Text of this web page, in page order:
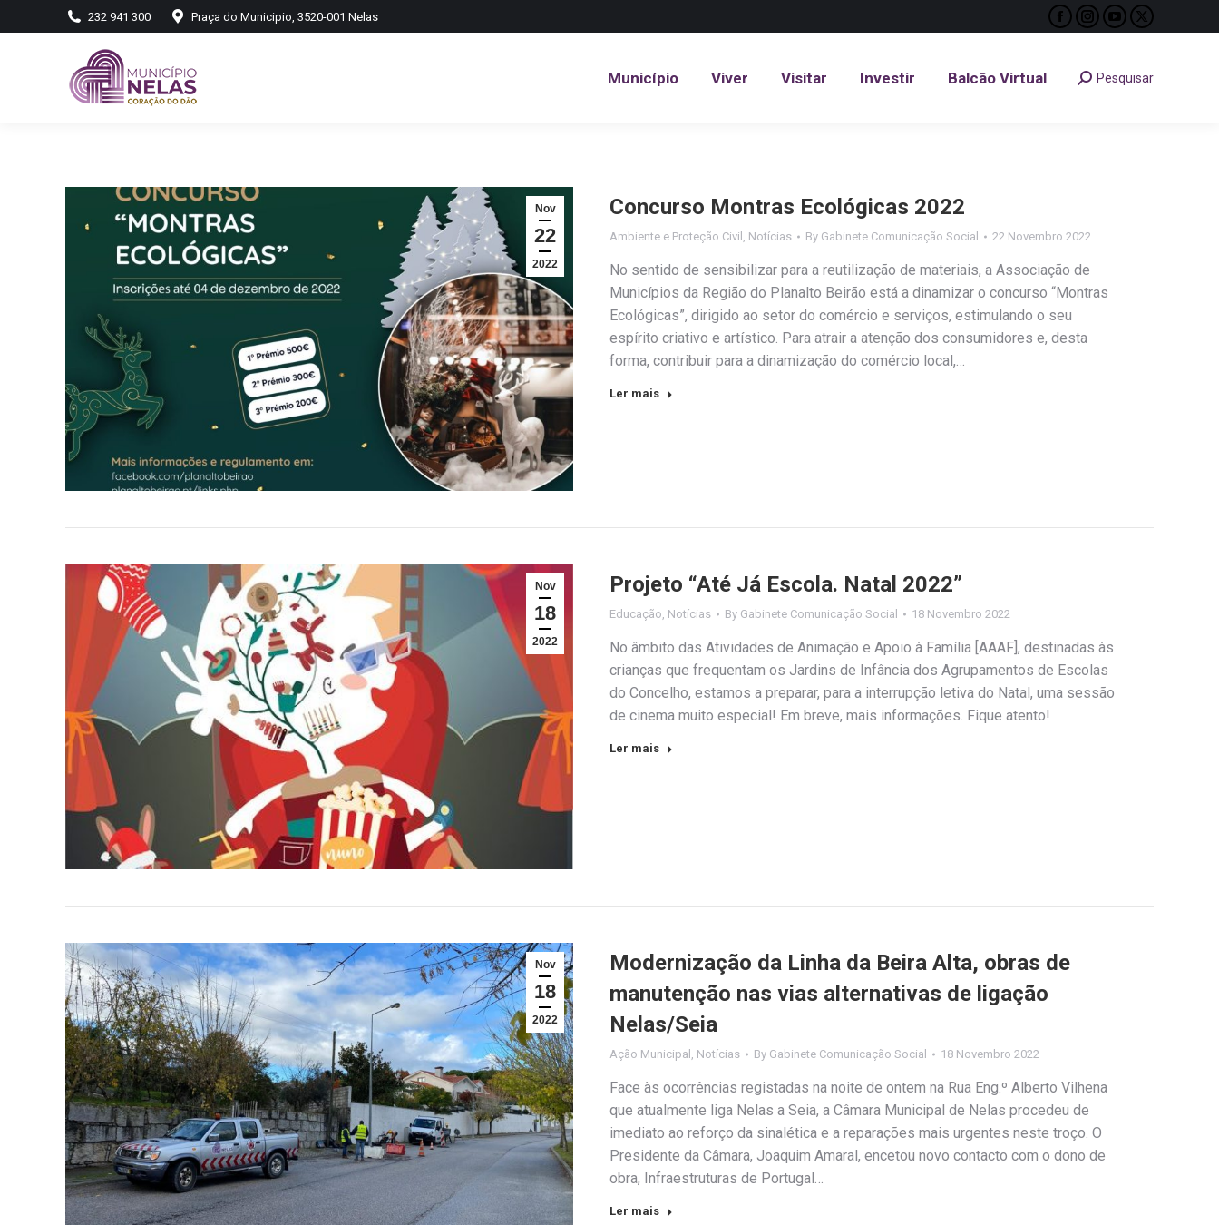
232 941 300 Praça do Municipio, 3520-001 Nelas
Facebook
opens
Instagram
opens
YouTube
opens
X
opens
Município Viver Visitar Investir Balcão Virtual Search:Pesquisar
Nov
22
2022
Concurso Montras Ecológicas 2022
Ambiente e Proteção Civil , Notícias By Gabinete Comunicação Social 22 Novembro 2022
No sentido de sensibilizar para a reutilização de materiais, a Associação de
Municípios da Região do Planalto Beirão está a dinamizar o concurso “Montras
Ecológicas”, dirigido ao setor do comércio e serviços, estimulando o seu
espírito criativo e artístico. Para atrair a atenção dos consumidores e, desta
forma, contribuir para a dinamização do comércio local,…
Ler mais
Nov
18
2022
Projeto “Até Já Escola. Natal 2022”
Educação, Notícias By Gabinete Comunicação Social 18 Novembro 2022
No âmbito das Atividades de Animação e Apoio à Família [AAAF], destinadas às
crianças que frequentam os Jardins de Infância dos Agrupamentos de Escolas
do Concelho, estamos a preparar, para a interrupção letiva do Natal, uma sessão
de cinema muito especial! Em breve, mais informações. Fique atento!
Ler mais
Nov
18
2022
Modernização da Linha da Beira Alta, obras de
manutenção nas vias alternativas de ligação
Nelas/Seia
Ação Municipal Notícias By Gabinete Comunicação Social 18 Novembro 2022
Face às ocorrências registadas na noite de ontem na Rua Eng.º Alberto Vilhena
que atualmente liga Nelas a Seia, a Câmara Municipal de Nelas procedeu de
imediato ao reforço da sinalética e a reparações mais urgentes neste troço. O
Presidente da Câmara, Joaquim Amaral, encetou novo contacto com o dono de
obra, Infraestruturas de Portugal…
Ler mais
Município Viver Visitar Investir Balcão Virtual Search:
Pesquisar